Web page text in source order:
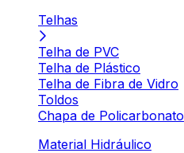
Telhas
Telha de PVC
Telha de Plástico
Telha de Fibra de Vidro
Toldos
Chapa de Policarbonato
Material Hidráulico